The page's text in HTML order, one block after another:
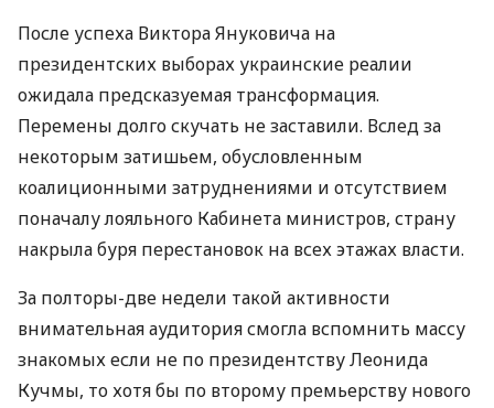
После успеха Виктора Януковича на
президентских выборах украинские реалии
ожидала предсказуемая трансформация.
Перемены долго скучать не заставили. Вслед за
некоторым затишьем, обусловленным
коалиционными затруднениями и отсутствием
поначалу лояльного Кабинета министров, страну
накрыла буря перестановок на всех этажах власти.
За полторы-две недели такой активности
внимательная аудитория смогла вспомнить массу
знакомых если не по президентству Леонида
Кучмы, то хотя бы по второму премьерству нового